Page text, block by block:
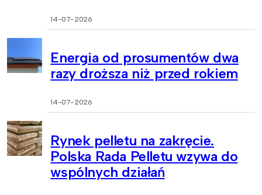
14-07-2026
Energia od prosumentów dwa
razy droższa niż przed rokiem
14-07-2026
Rynek pelletu na zakręcie.
Polska Rada Pelletu wzywa do
wspólnych działań